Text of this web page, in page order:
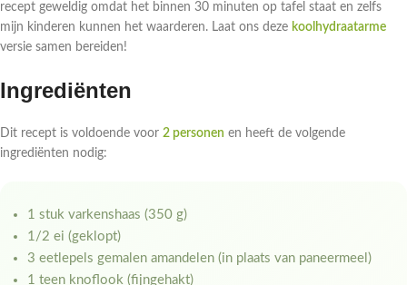
recept geweldig omdat het binnen 30 minuten op tafel staat en zelfs
mijn kinderen kunnen het waarderen. Laat ons deze koolhydraatarme
versie samen bereiden!
Ingrediënten
Dit recept is voldoende voor 2 personen en heeft de volgende
ingrediënten nodig:
1 stuk varkenshaas (350 g)
1/2 ei (geklopt)
3 eetlepels gemalen amandelen (in plaats van paneermeel)
1 teen knoflook (fijngehakt)